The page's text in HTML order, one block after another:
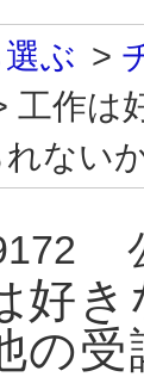
ぶ >
工作は
ない
好
の